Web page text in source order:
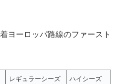
ヨーロッパ路線のファースト
レギュラーシーズ
ハイシーズ